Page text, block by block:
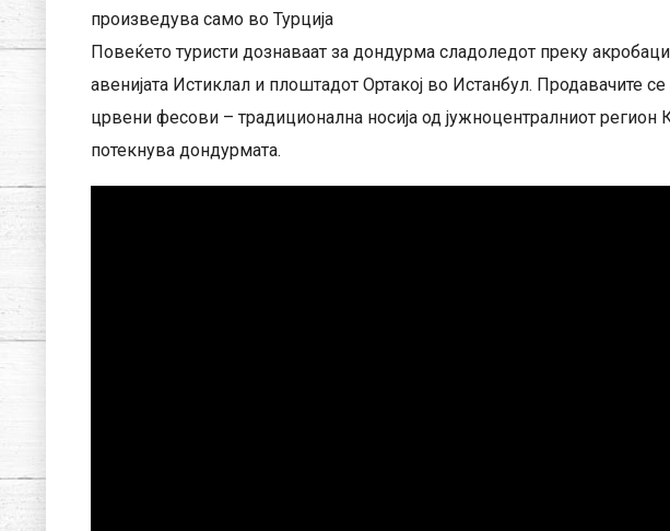
произведува само во Турција
Повеќето туристи дознаваат за дондурма сладоледот преку
авенијата Истиклал и плоштадот Ортакој во Истанбул. Продавачите
црвени фесови – традиционална носија од јужноцентралниот
потекнува дондурмата.